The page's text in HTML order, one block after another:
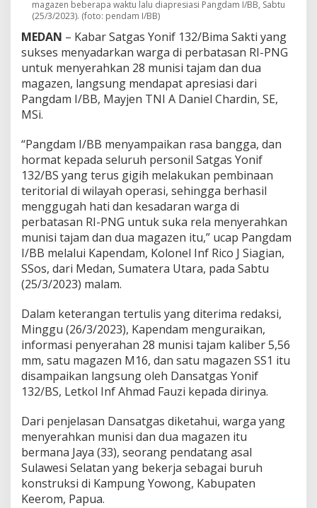
a
n
k
a
n
2
8
M
s
i
d
a
n
2
M
a
g
a
z
e
magazen beberapa waktu lalu diapresiasi Pangdam I/BB, Sabtu
(25/3/2023). (foto: pendam I/BB)
MEDAN – Kabar Satgas Yonif 132/Bima Sakti yang
sukses menyadarkan warga di perbatasan RI-PNG
untuk menyerahkan 28 munisi tajam dan dua
magazen, langsung mendapat apresiasi dari
Pangdam I/BB, Mayjen TNI A Daniel Chardin, SE,
MSi.
“Pangdam I/BB menyampaikan rasa bangga, dan
hormat kepada seluruh personil Satgas Yonif
132/BS yang terus gigih melakukan pembinaan
teritorial di wilayah operasi, sehingga berhasil
menggugah hati dan kesadaran warga di
perbatasan RI-PNG untuk suka rela menyerahkan
munisi tajam dan dua magazen itu,” ucap Pangdam
I/BB melalui Kapendam, Kolonel Inf Rico J Siagian,
SSos, dari Medan, Sumatera Utara, pada Sabtu
(25/3/2023) malam.
Dalam keterangan tertulis yang diterima redaksi,
Minggu (26/3/2023), Kapendam menguraikan,
informasi penyerahan 28 munisi tajam kaliber 5,56
mm, satu magazen M16, dan satu magazen SS1 itu
disampaikan langsung oleh Dansatgas Yonif
132/BS, Letkol Inf Ahmad Fauzi kepada dirinya.
Dari penjelasan Dansatgas diketahui, warga yang
menyerahkan munisi dan dua magazen itu
bermana Jaya (33), seorang pendatang asal
Sulawesi Selatan yang bekerja sebagai buruh
konstruksi di Kampung Yowong, Kabupaten
Keerom, Papua.